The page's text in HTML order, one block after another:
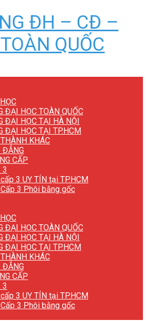
ĐẠI HỌC TOÀN QUỐC
ĐẠI HỌC TẠI HÀ NỘI
ĐẠI HỌC TẠI TP.HCM
KHÁC
ĐẲNG
CẤP
3
3 UY TÍN tại TP.HCM
3 Phôi bằng gốc
ĐẠI HỌC TOÀN QUỐC
ĐẠI HỌC TẠI HÀ NỘI
ĐẠI HỌC TẠI TP.HCM
KHÁC
ĐẲNG
CẤP
3
3 UY TÍN tại TP.HCM
3 Phôi bằng gốc